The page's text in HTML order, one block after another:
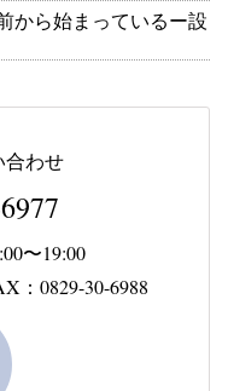
から始まっているー設
合わせ
〜19:00
：0829-30-6988